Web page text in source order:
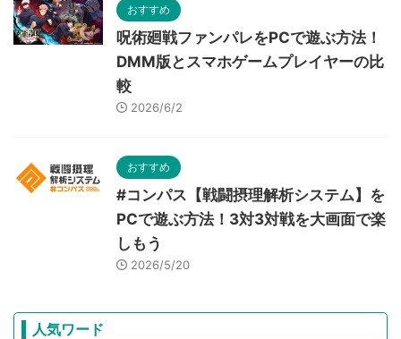
おすすめ
呪術廻戦ファンパレをPCで遊ぶ方法！
DMM版とスマホゲームプレイヤーの比
較
2026/6/2
おすすめ
#コンパス【戦闘摂理解析システム】を
PCで遊ぶ方法！3対3対戦を大画面で楽
しもう
2026/5/20
人気ワード